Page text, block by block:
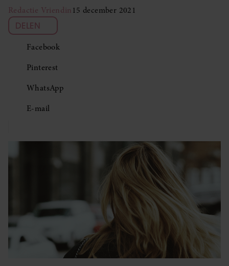
Redactie Vriendin15 december 2021
DELEN
Facebook
Pinterest
WhatsApp
E-mail